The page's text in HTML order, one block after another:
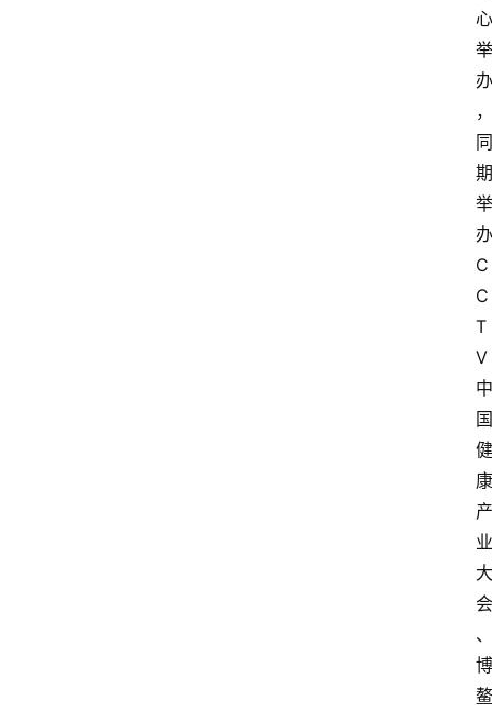
心
举
办
，
同
期
举
办
C
C
T
V
中
国
健
康
产
业
大
会
、
博
鳌